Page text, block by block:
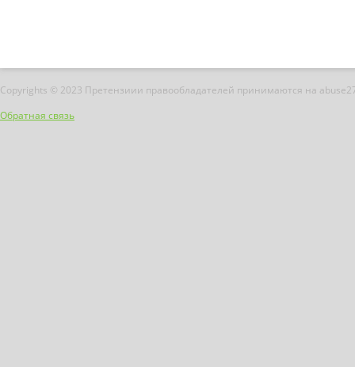
Copyrights © 2023 Претензиии правообладателей принимаются на
Обратная связь